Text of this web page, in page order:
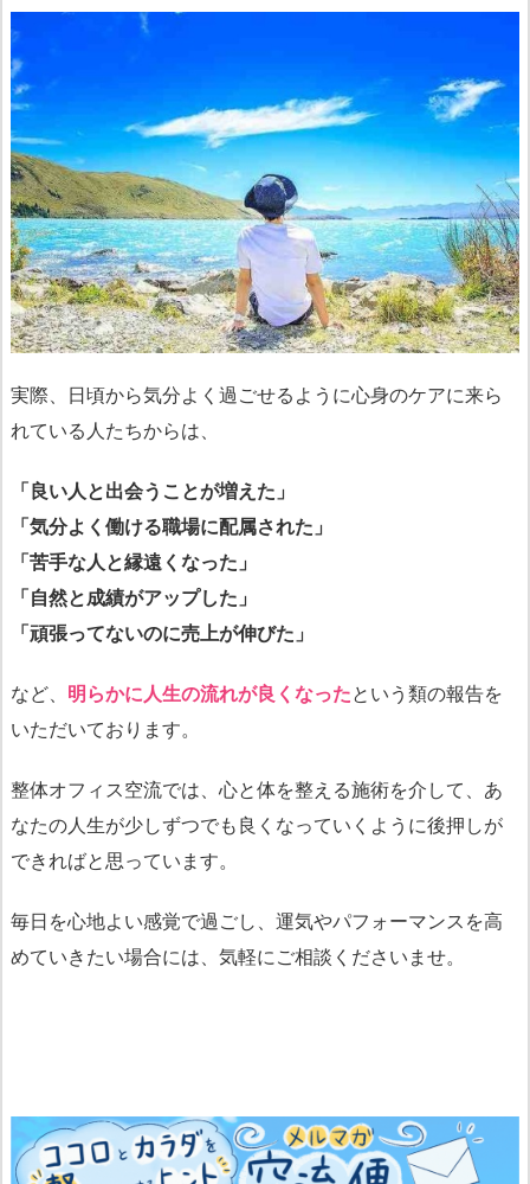
実際、日頃から気分よく過ごせるように心身のケアに来ら
れている人たちからは、
「良い人と出会うことが増えた」
「気分よく働ける職場に配属された」
「苦手な人と縁遠くなった」
「自然と成績がアップした」
「頑張ってないのに売上が伸びた」
など、 明らかに人生の流れが良くなったという類の報告を
いただいております。
整体オフィス空流では、心と体を整える施術を介して、あ
なたの人生が少しずつでも良くなっていくように後押しが
できればと思っています。
毎日を心地よい感覚で過ごし、運気やパフォーマンスを高
めていきたい場合には、気軽にご相談くださいませ。